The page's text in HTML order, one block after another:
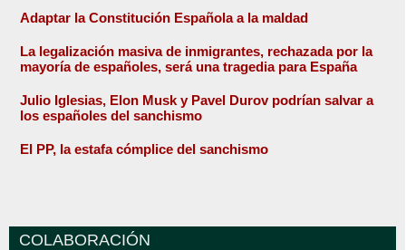
Adaptar la Constitución Española a la maldad
La legalización masiva de inmigrantes, rechazada por la
mayoría de españoles, será una tragedia para España
Julio Iglesias, Elon Musk y Pavel Durov podrían salvar a
los españoles del sanchismo
El PP, la estafa cómplice del sanchismo
COLABORACIÓN